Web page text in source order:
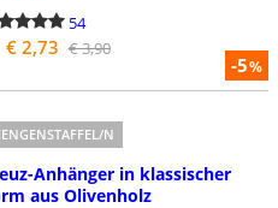
-5%
54
€ 2,73 € 3,90
N
Anhänger in klassischer
aus Olivenholz